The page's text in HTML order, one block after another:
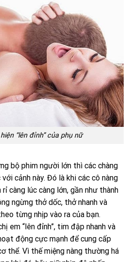
“lên đỉnh” của phụ nữ
bộ phim người lớn thì các chàng
cảnh này. Đó là khi các cô nàng
càng lúc càng lớn, gần như thành
ngừng thở dốc, thở nhanh và
từng nhịp vào ra của bạn.
em “lên đỉnh”, tim đập nhanh và
động cực mạnh để cung cấp
thể. Vì thế miệng nàng thường há